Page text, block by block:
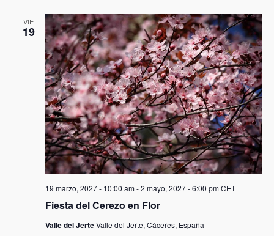
VIE
19
Fiesta del Cerezo en Flor
19 marzo, 2027 - 10:00 am-2 mayo, 2027 - 6:00 pm CET
Valle del JerteValle del Jerte, Cáceres, España